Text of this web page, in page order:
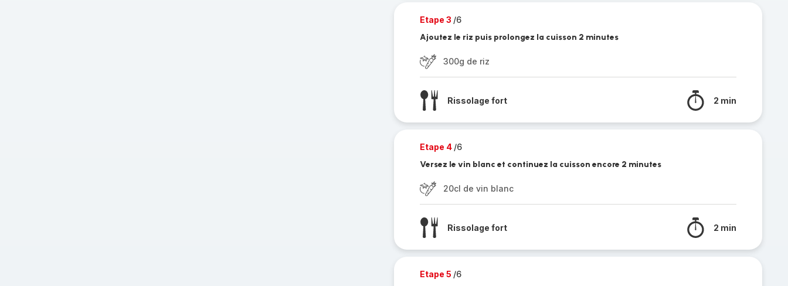
Etape 3 /6
Ajoutez le riz puis prolongez la cuisson 2 minutes
300g de riz
Rissolage fort 2 min
Etape 4 /6
Versez le vin blanc et continuez la cuisson encore 2 minutes
20cl de vin blanc
Rissolage fort 2 min
Etape 5 /6